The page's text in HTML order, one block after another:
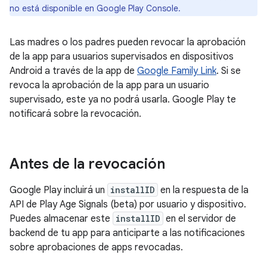
no está disponible en Google Play Console.
Las madres o los padres pueden revocar la aprobación
de la app para usuarios supervisados en dispositivos
Android a través de la app de Google Family Link. Si se
revoca la aprobación de la app para un usuario
supervisado, este ya no podrá usarla. Google Play te
notificará sobre la revocación.
Antes de la revocación
Google Play incluirá un installID en la respuesta de la
API de Play Age Signals (beta) por usuario y dispositivo.
Puedes almacenar este installID en el servidor de
backend de tu app para anticiparte a las notificaciones
sobre aprobaciones de apps revocadas.